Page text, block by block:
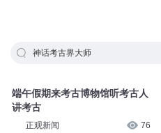
神话考古界大师
端午假期来考古博物馆听考古人
讲考古
正观新闻 76